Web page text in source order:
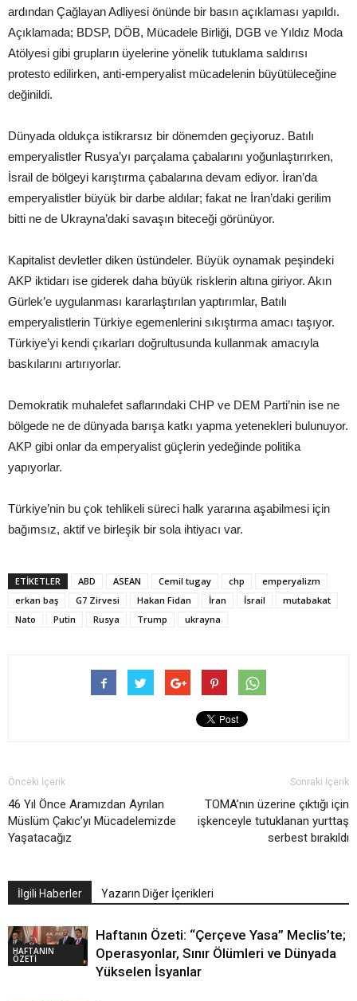
ardından Çağlayan Adliyesi önünde bir basın açıklaması yapıldı.
Açıklamada; BDSP, DÖB, Mücadele Birliği, DGB ve Yıldız Moda
Atölyesi gibi grupların üyelerine yönelik tutuklama saldırısı
protesto edilirken, anti-emperyalist mücadelenin büyütüleceğine
değinildi.
Dünyada oldukça istikrarsız bir dönemden geçiyoruz. Batılı
emperyalistler Rusya’yı parçalama çabalarını yoğunlaştırırken,
İsrail de bölgeyi karıştırma çabalarına devam ediyor. İran’da
emperyalistler büyük bir darbe aldılar; fakat ne İran’daki gerilim
bitti ne de Ukrayna’daki savaşın biteceği görünüyor.
Kapitalist devletler diken üstündeler. Büyük oynamak peşindeki
AKP iktidarı ise giderek daha büyük risklerin altına giriyor. Akın
Gürlek’e uygulanması kararlaştırılan yaptırımlar, Batılı
emperyalistlerin Türkiye egemenlerini sıkıştırma amacı taşıyor.
Türkiye’yi kendi çıkarları doğrultusunda kullanmak amacıyla
baskılarını artırıyorlar.
Demokratik muhalefet saflarındaki CHP ve DEM Parti’nin ise ne
bölgede ne de dünyada barışa katkı yapma yetenekleri bulunuyor.
AKP gibi onlar da emperyalist güçlerin yedeğinde politika
yapıyorlar.
Türkiye’nin bu çok tehlikeli süreci halk yararına aşabilmesi için
bağımsız, aktif ve birleşik bir sola ihtiyacı var.
ETIKETLER ABD ASEAN Cemil tugay chp
emperyalizm
erkan baş
G7 Zirvesi Hakan Fidan İran İsrail
mutabakat
Nato
Putin Rusya Trump ukrayna
Önceki İçerik
46 Yıl Önce Aramızdan Ayrılan
Müslüm Çakıc’yı Mücadelemizde
Yaşatacağız
Sonraki İçerik
TOMA’nın üzerine çıktığı için
işkenceyle tutuklanan yurttaş
serbest bırakıldı
İlgili Haberler Yazarın Diğer İçerikleri
HAFTANIN
ÖZETİ
Haftanın Özeti: “Çerçeve Yasa” Meclis’te;
Operasyonlar, Sınır Ölümleri ve Dünyada
Yükselen İsyanlar